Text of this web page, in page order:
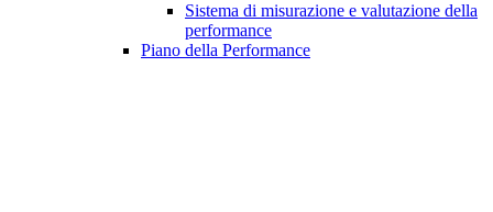
Sistema di misurazione e valutazione della
performance
Piano della Performance